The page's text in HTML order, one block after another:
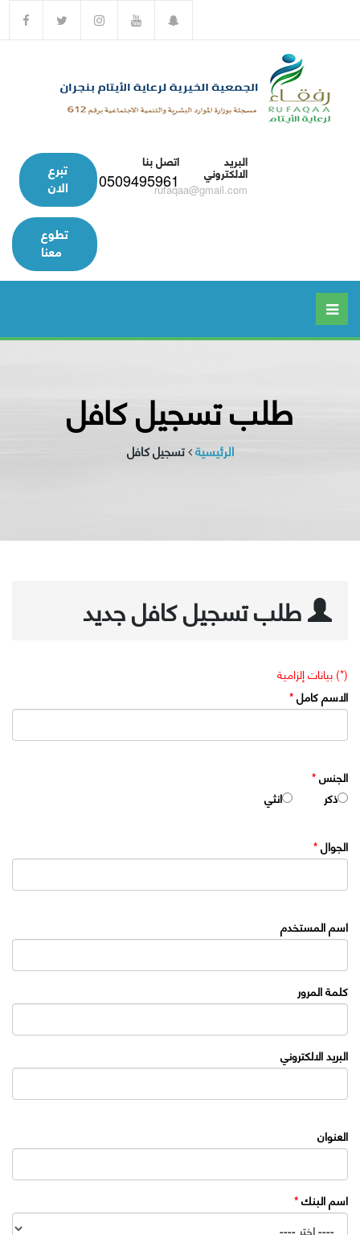
البريد
الالكتروني
rufaqaa@gmail.com
اتصل بنا
0509495961 تبرع
الان
تطوع
معنا
طلب تسجيل كافل
الرئيسية تسجيل كافل
طلب تسجيل كافل جديد
(*) بيانات إلزامية
الاسم كامل *
الجنس *
ذكر
انثي
الجوال *
اسم المستخدم
كلمة المرور
البريد الالكتروني
العنوان
اسم البنك *